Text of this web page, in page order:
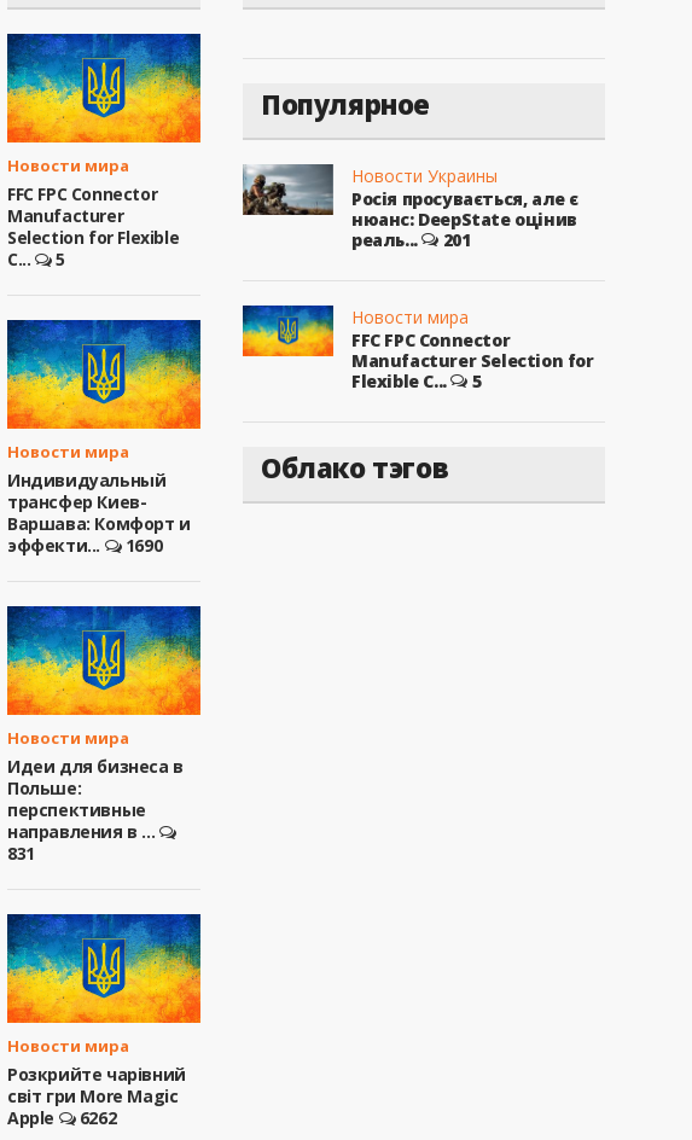
Новости мира
FFC FPC Connector
Manufacturer
Selection for Flexible
C...
5
Новости мира
Индивидуальный
трансфер Киев-
Варшава: Комфорт и
эффекти...
1690
Новости мира
Идеи для бизнеса в
Польше:
перспективные
направления в ...
831
Новости мира
Розкрийте чарівний
світ гри More Magic
Apple
6262
Популярное
Новости Украины
Росія просувається, але є
нюанс: DeepState оцінив
реаль...
201
Новости мира
FFC FPC Connector
Manufacturer Selection for
Flexible C...
5
Облако тэгов